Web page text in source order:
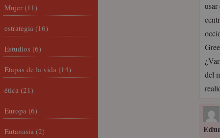
del
Mujer (11)
estrategia (16)
Estudios (6)
Etapas de la vida (14)
ética (21)
Europa (6)
Eutanasia (2)